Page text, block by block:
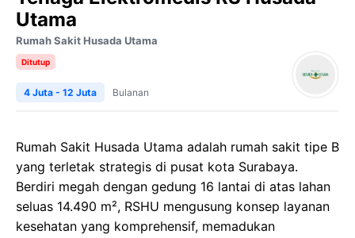
Utama
Rumah Sakit Husada Utama
Ditutup
4 Juta - 12 Juta Bulanan
Rumah Sakit Husada Utama adalah rumah sakit tipe B
yang terletak strategis di pusat kota Surabaya.
Berdiri megah dengan gedung 16 lantai di atas lahan
seluas 14.490 m², RSHU mengusung konsep layanan
kesehatan yang komprehensif, memadukan